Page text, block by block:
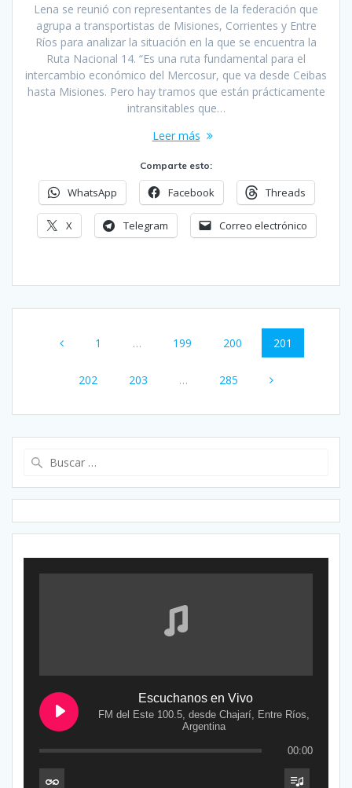
Lena se reunió con representantes de la federación que
agrupa a transportistas de Misiones, Corrientes y Entre
Ríos para analizar la situación en la que se encuentra la
Ruta Nacional 14. “Es una ruta fundamental para el
intercambio económico del Mercosur, que va desde Ceibas
hasta Misiones. Pero hay tramos que están prácticamente
intransitables que…
Leer más
Comparte esto:
WhatsApp Facebook Threads
X Telegram Correo electrónico
entradas
Página
1 … Página
199 Página
200 Página
201
Página
202 Página
203 … Página
285
Escuchanos en Vivo
FM del Este 100.5, desde Chajarí, Entre Ríos,
Argentina
00:00